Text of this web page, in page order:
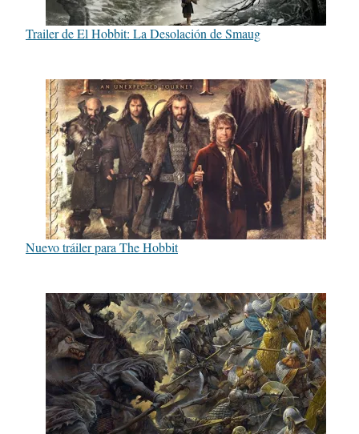
Trailer de El Hobbit: La Desolación de Smaug
Nuevo tráiler para The Hobbit